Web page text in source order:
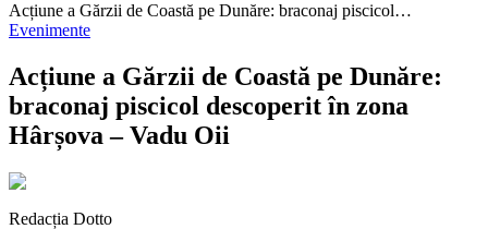
Acțiune a Gărzii de Coastă pe Dunăre: braconaj piscicol…
Evenimente
Acțiune a Gărzii de Coastă pe Dunăre:
braconaj piscicol descoperit în zona
Hârșova – Vadu Oii
Redacția Dotto